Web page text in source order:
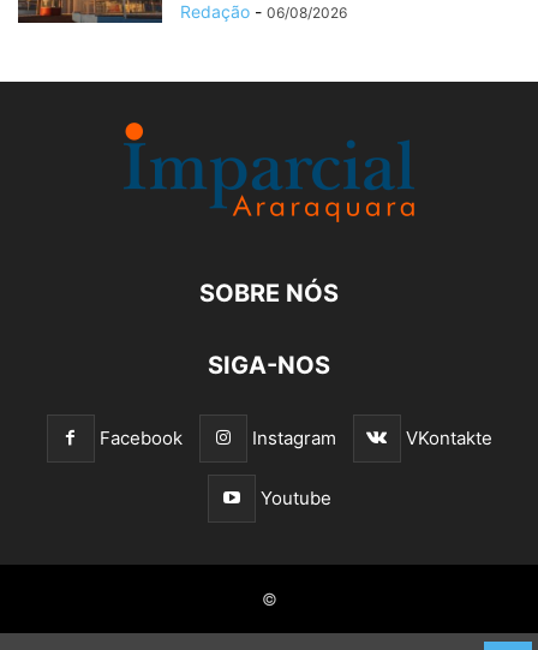
Redação - 06/08/2026
SOBRE NÓS
SIGA-NOS
Facebook Instagram VKontakte
Youtube
©